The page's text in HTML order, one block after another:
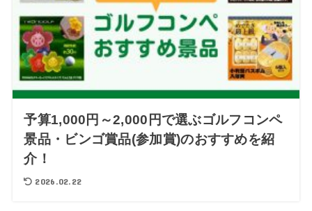
予算1,000円～2,000円で選ぶゴルフコンペ
景品・ビンゴ賞品(参加賞)のおすすめを紹
介！
2026.02.22